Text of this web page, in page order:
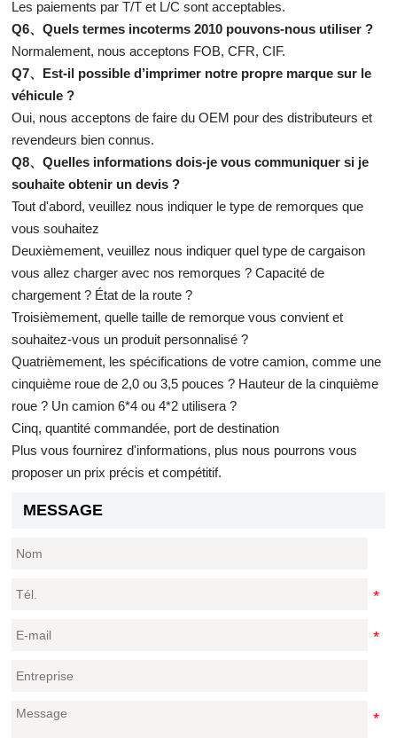
Les paiements par T/T et L/C sont acceptables.
Q6、Quels termes incoterms 2010 pouvons-nous utiliser ?
Normalement, nous acceptons FOB, CFR, CIF.
Q7、Est-il possible d’imprimer notre propre marque sur le
véhicule ?
Oui, nous acceptons de faire du OEM pour des distributeurs et
revendeurs bien connus.
Q8、Quelles informations dois-je vous communiquer si je
souhaite obtenir un devis ?
Tout d'abord, veuillez nous indiquer le type de remorques que
vous souhaitez
Deuxièmement, veuillez nous indiquer quel type de cargaison
vous allez charger avec nos remorques ? Capacité de
chargement ? État de la route ?
Troisièmement, quelle taille de remorque vous convient et
souhaitez-vous un produit personnalisé ?
Quatrièmement, les spécifications de votre camion, comme une
cinquième roue de 2,0 ou 3,5 pouces ? Hauteur de la cinquième
roue ? Un camion 6*4 ou 4*2 utilisera ?
Cinq, quantité commandée, port de destination
Plus vous fournirez d'informations, plus nous pourrons vous
proposer un prix précis et compétitif.
MESSAGE